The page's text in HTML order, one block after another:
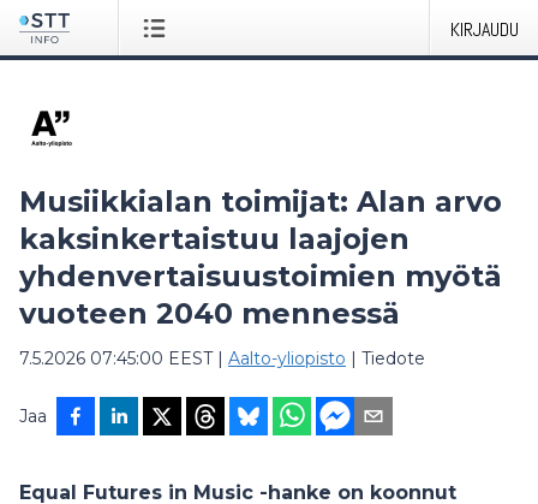
KIRJAUDU
Musiikkialan toimijat: Alan arvo
kaksinkertaistuu laajojen
yhdenvertaisuustoimien myötä
vuoteen 2040 mennessä
7.5.2026 07:45:00 EEST| Aalto-yliopisto | Tiedote
Jaa
Equal Futures in Music -hanke on koonnut